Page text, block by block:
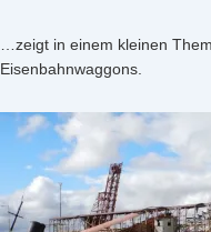
…zeigt in einem kleinen
Eisenbahnwaggons.